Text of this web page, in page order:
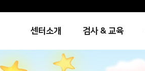
센터소개 검사 & 교육